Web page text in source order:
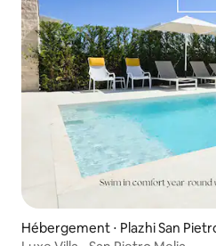
Hébergement ⋅ Plazhi San